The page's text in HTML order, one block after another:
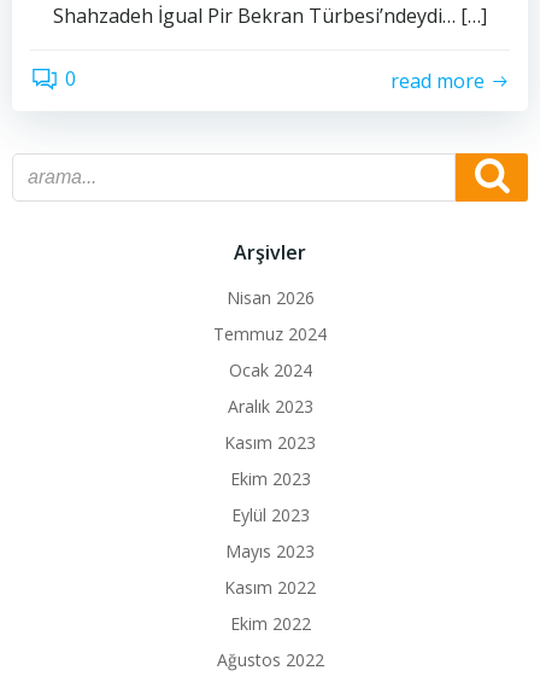
Shahzadeh İgual Pir Bekran Türbesi’ndeydi… […]
0 read more
Arşivler
Nisan 2026
Temmuz 2024
Ocak 2024
Aralık 2023
Kasım 2023
Ekim 2023
Eylül 2023
Mayıs 2023
Kasım 2022
Ekim 2022
Ağustos 2022